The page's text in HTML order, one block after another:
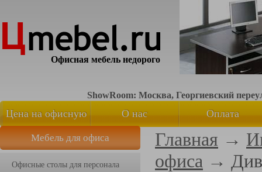
Офисная мебель недорого
ShowRoom: Москва, Георгиевский
Цена на офисную
мебель
О нас Оплата
Мебель для офиса
Офисные столы для персонала
Главная →
офиса →